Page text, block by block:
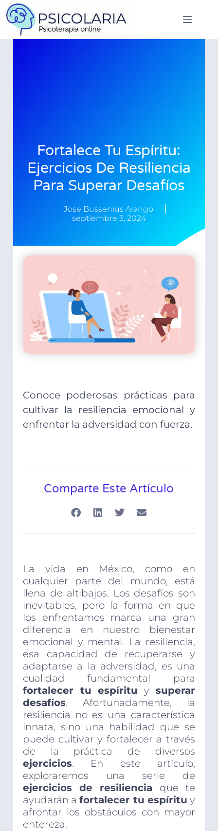
Fortalece Tu Espíritu:
Ejercicios De Resiliencia
Para Superar Desafíos
Jose Bussenius Arango
septiembre 3, 2024
Conoce poderosas prácticas para
cultivar la resiliencia emocional y
enfrentar la adversidad con fuerza.
Comparte Este Artículo
La vida en México, como en
cualquier parte del mundo, está
llena de altibajos. Los desafíos son
inevitables, pero la forma en que
los enfrentamos marca una gran
diferencia en nuestro bienestar
emocional y mental. La resiliencia,
esa capacidad de recuperarse y
adaptarse a la adversidad, es una
cualidad fundamental para
fortalecer tu espíritu ysuperar
desafíos. Afortunadamente, la
resiliencia no es una característica
innata, sino una habilidad que se
puede cultivar y fortalecer a través
de la práctica de diversos
ejercicios. En este artículo,
exploraremos una serie de
ejercicios de resiliencia que te
ayudarán afortalecer tu espíritu y
afrontar los obstáculos con mayor
entereza.